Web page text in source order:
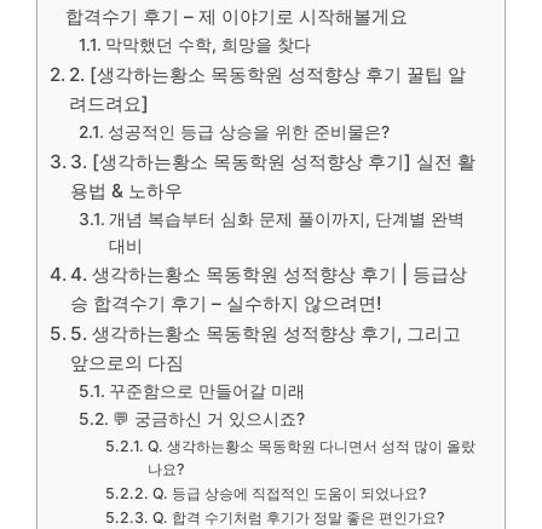
합격수기 후기 – 제 이야기로 시작해볼게요
막막했던 수학, 희망을 찾다
2. [생각하는황소 목동학원 성적향상 후기 꿀팁 알
려드려요]
성공적인 등급 상승을 위한 준비물은?
3. [생각하는황소 목동학원 성적향상 후기] 실전 활
용법 & 노하우
개념 복습부터 심화 문제 풀이까지, 단계별 완벽
대비
4. 생각하는황소 목동학원 성적향상 후기 | 등급상
승 합격수기 후기 – 실수하지 않으려면!
5. 생각하는황소 목동학원 성적향상 후기, 그리고
앞으로의 다짐
꾸준함으로 만들어갈 미래
💬 궁금하신 거 있으시죠?
Q. 생각하는황소 목동학원 다니면서 성적 많이 올랐
나요?
Q. 등급 상승에 직접적인 도움이 되었나요?
Q. 합격 수기처럼 후기가 정말 좋은 편인가요?